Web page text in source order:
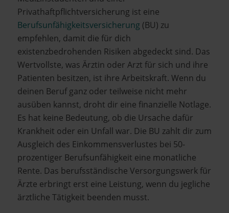
Privathaftpflichtversicherung ist eine
Berufsunfähigkeitsversicherung (BU) zu
empfehlen, damit die für dich
existenzbedrohenden Risiken abgedeckt sind. Das
Wertvollste, was Ärztin oder Arzt für sich und ihre
Patienten besitzen, ist ihre Arbeitskraft. Wenn du
deinen Beruf ganz oder teilweise nicht mehr
ausüben kannst, droht dir eine finanzielle Notlage.
Es hat keine Bedeutung, ob die Ursache dafür
Krankheit oder ein Unfall war. Die BU zahlt dir zum
Ausgleich des Einkommensverlustes bei 50-
prozentiger Berufsunfähigkeit eine monatliche
Rente. Das berufsständische Versorgungswerk für
Ärzte erbringt erst eine Leistung, wenn du jegliche
ärztliche Tätigkeit beenden musst.